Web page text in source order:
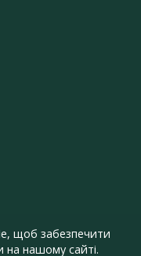
щоб забезпечити
нашому сайті.